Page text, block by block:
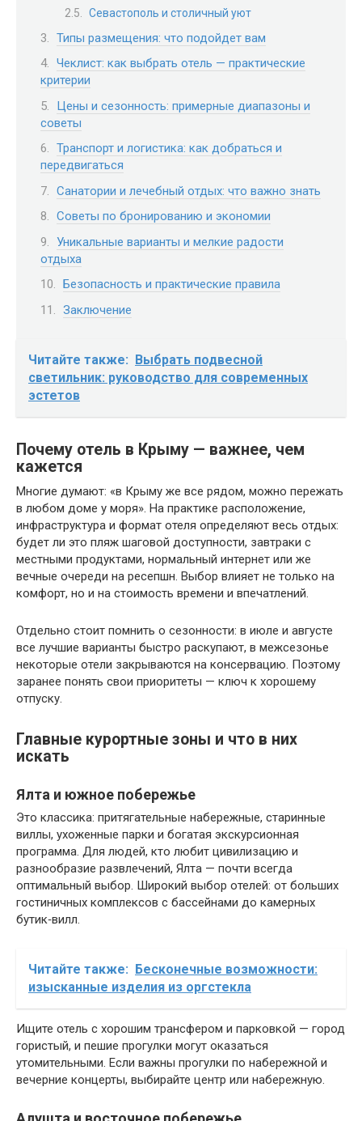
Севастополь и столичный уют
Типы размещения: что подойдет вам
Чеклист: как выбрать отель — практические
критерии
Цены и сезонность: примерные диапазоны и
советы
Транспорт и логистика: как добраться и
передвигаться
Санатории и лечебный отдых: что важно знать
Советы по бронированию и экономии
Уникальные варианты и мелкие радости
отдыха
Безопасность и практические правила
Заключение
Читайте также: Выбрать подвесной
светильник: руководство для современных
эстетов
Почему отель в Крыму — важнее, чем
кажется
Многие думают: «в Крыму же все рядом, можно пережать
в любом доме у моря». На практике расположение,
инфраструктура и формат отеля определяют весь отдых:
будет ли это пляж шаговой доступности, завтраки с
местными продуктами, нормальный интернет или же
вечные очереди на ресепшн. Выбор влияет не только на
комфорт, но и на стоимость времени и впечатлений.
Отдельно стоит помнить о сезонности: в июле и августе
все лучшие варианты быстро раскупают, в межсезонье
некоторые отели закрываются на консервацию. Поэтому
заранее понять свои приоритеты — ключ к хорошему
отпуску.
Главные курортные зоны и что в них
искать
Ялта и южное побережье
Это классика: притягательные набережные, старинные
виллы, ухоженные парки и богатая экскурсионная
программа. Для людей, кто любит цивилизацию и
разнообразие развлечений, Ялта — почти всегда
оптимальный выбор. Широкий выбор отелей: от больших
гостиничных комплексов с бассейнами до камерных
бутик‑вилл.
Читайте также: Бесконечные возможности:
изысканные изделия из оргстекла
Ищите отель с хорошим трансфером и парковкой — город
гористый, и пешие прогулки могут оказаться
утомительными. Если важны прогулки по набережной и
вечерние концерты, выбирайте центр или набережную.